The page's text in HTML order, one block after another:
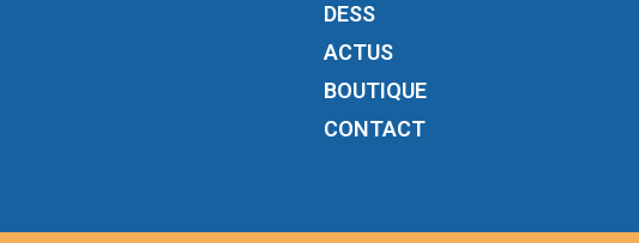
DESS
ACTUS
BOUTIQUE
CONTACT